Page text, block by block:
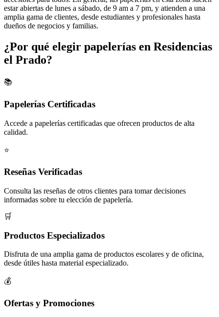
estar abiertas de lunes a sábado, de 9 am a 7 pm, y atienden a una
amplia gama de clientes, desde estudiantes y profesionales hasta
dueños de negocios y familias.
¿Por qué elegir papelerías en Residencias
el Prado?
📚
Papelerías Certificadas
Accede a papelerías certificadas que ofrecen productos de alta
calidad.
⭐
Reseñas Verificadas
Consulta las reseñas de otros clientes para tomar decisiones
informadas sobre tu elección de papelería.
🛒
Productos Especializados
Disfruta de una amplia gama de productos escolares y de oficina,
desde útiles hasta material especializado.
💰
Ofertas y Promociones